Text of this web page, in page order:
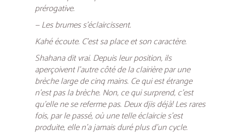
prérogative.
— Les brumes s’éclaircissent.
Kahé écoute. C’est sa place et son caractère.
Shahana dit vrai. Depuis leur position, ils
aperçoivent l’autre côté de la clairière par une
brèche large de cinq mains. Ce qui est étrange
n’est pas la brèche. Non, ce qui surprend, c’est
qu’elle ne se referme pas. Deux djis déjà! Les rares
fois, par le passé, où une telle éclaircie s’est
produite, elle n’a jamais duré plus d’un cycle.